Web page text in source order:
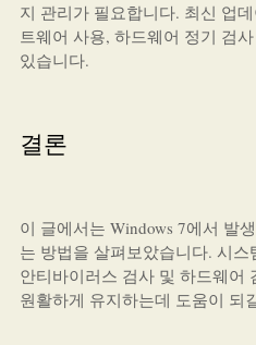
지 관리가 필요합니다. 최신 업
트웨어 사용, 하드웨어 정기 검
있습니다.
결론
이 글에서는 Windows 7에서 발
는 방법을 살펴보았습니다. 시
안티바이러스 검사 및 하드웨어
원활하게 유지하는데 도움이 되